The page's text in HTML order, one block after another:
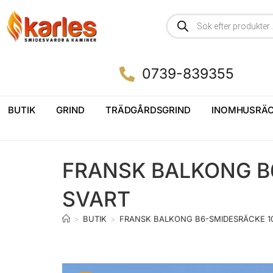
0739-839355
BUTIK GRIND TRÄDGÅRDSGRIND
FRANSK BALKONG
SVART
> BUTIK > FRANSK BALKONG B6-SMIDESRÄCKE